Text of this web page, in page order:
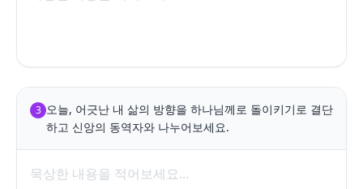
3 오늘, 어긋난 내 삶의 방향을 하나님께로 돌이키기로 결단
하고 신앙의 동역자와 나누어보세요.